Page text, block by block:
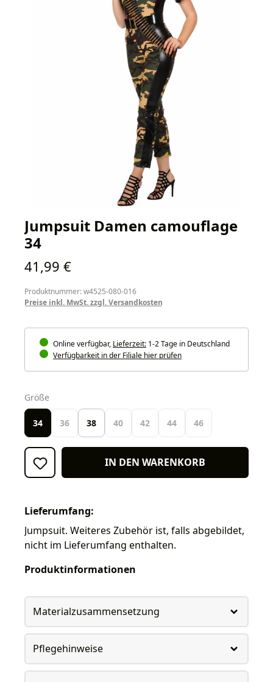
Jumpsuit Damen camouflage
34
Regulärer Preis:
41,99 €
Produktnummer: w4525-080-016
Preise inkl. MwSt. zzgl. Versandkosten
Online verfügbar, Lieferzeit: 1-2 Tage in Deutschland
Verfügbarkeit in der Filiale hier prüfen
Größe
34 36 38 40 42 44 46
IN DEN WARENKORB
Lieferumfang:
Jumpsuit. Weiteres Zubehör ist, falls abgebildet,
nicht im Lieferumfang enthalten.
Produktinformationen
Materialzusammensetzung
Pflegehinweise